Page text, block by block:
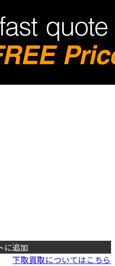
に追加
下取買取についてはこちら